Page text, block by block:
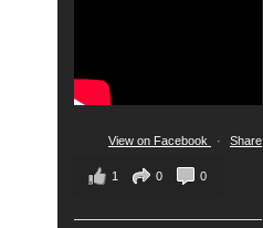
View on Facebook · Share
1 0 0